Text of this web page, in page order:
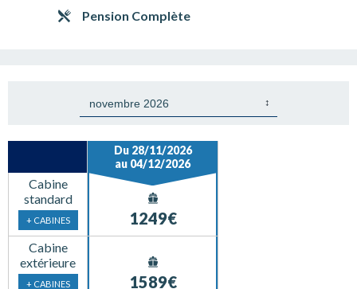
Pension Complète
Cabine
standard
+ CABINES
Cabine
extérieure
+ CABINES
Du 28/11/2026
au 04/12/2026
1249€
1589€